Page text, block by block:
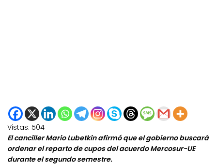
Vistas: 504
El canciller Mario Lubetkin afirmó que el gobierno buscará
ordenar el reparto de cupos del acuerdo Mercosur-UE
durante el segundo semestre.